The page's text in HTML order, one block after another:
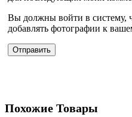
Вы должны войти в систему,
добавлять фотографии к
Похожие Товары